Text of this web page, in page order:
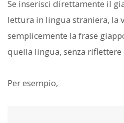
Se inserisci direttamente il
lettura in lingua straniera, la
semplicemente la frase
quella lingua, senza
Per esempio,